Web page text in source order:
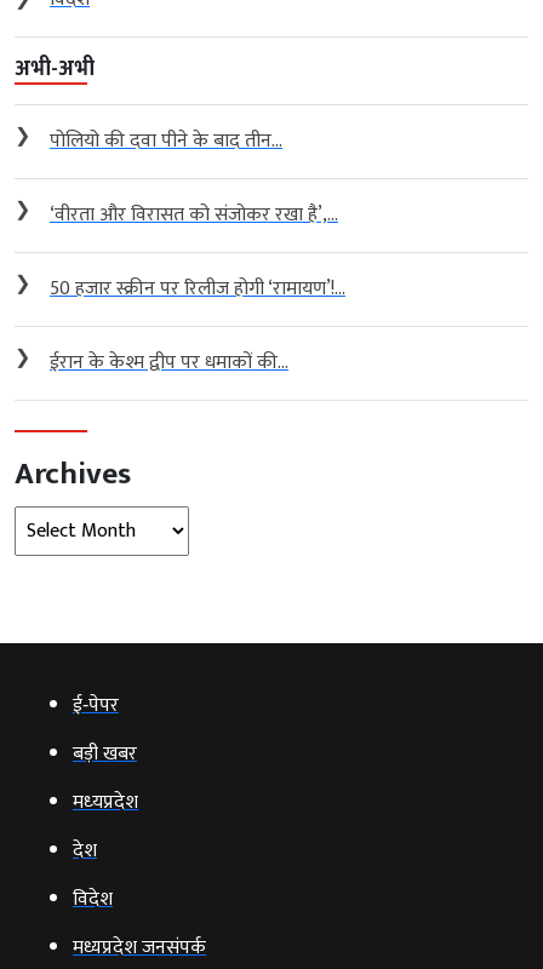
अभी-अभी
❯ पोलियो की दवा पीने के बाद तीन...
❯ ‘वीरता और विरासत को संजोकर रखा है’,...
❯ 50 हजार स्क्रीन पर रिलीज होगी ‘रामायण’!...
❯ ईरान के केश्म द्वीप पर धमाकों की...
Archives
Archives
ई‑पेपर
बड़ी खबर
मध्‍यप्रदेश
देश
विदेश
मध्यप्रदेश जनसंपर्क